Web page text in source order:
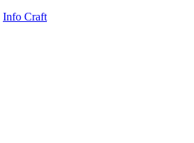
Info Craft